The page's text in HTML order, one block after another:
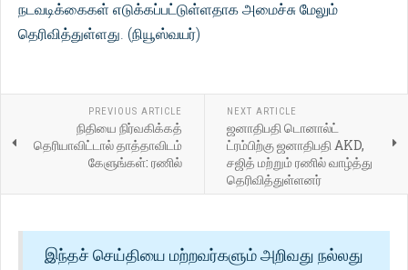
நடவடிக்கைகள் எடுக்கப்பட்டுள்ளதாக அமைச்சு மேலும்
தெரிவித்துள்ளது. (நியூஸ்வயர்)
PREVIOUS ARTICLE
நிதியை நிர்வகிக்கத்
தெரியாவிட்டால் தாத்தாவிடம்
கேளுங்கள்: ரணில்
NEXT ARTICLE
ஜனாதிபதி டொனால்ட்
ட்ரம்பிற்கு ஜனாதிபதி AKD,
சஜித் மற்றும் ரணில் வாழ்த்து
தெரிவித்துள்ளனர்
இந்தச் செய்தியை மற்றவர்களும் அறிவது நல்லது